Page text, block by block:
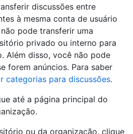
discussões entre
à mesma conta de usuário
pode transferir uma
privado ou interno para
Além disso, você não pode
forem anúncios. Para saber
categorias para discussões.
até a página principal do
ou da organização, clique